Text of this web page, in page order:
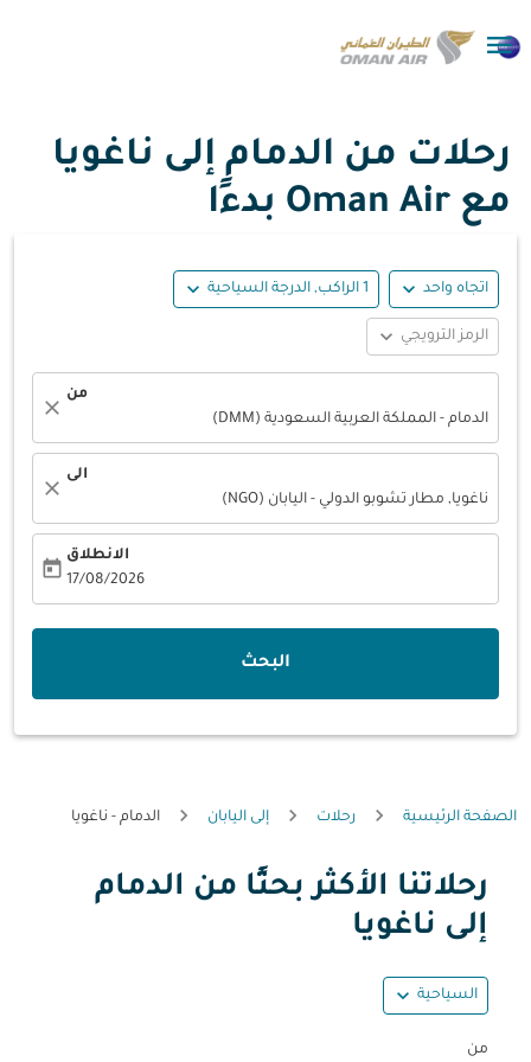

رحلات من الدمام إلى ناغويا
مع Oman Air بدءًا
اتجاه واحد expand_more 1 الراكب, الدرجة السياحية expand_more
الرمز الترويجي expand_more
من
الدمام - المملكة العربية السعودية (DMM)
close
الى
ناغويا, مطار تشوبو الدولي - اليابان (NGO)
close
الانطلاق
17/08/2026
today
البحث
الصفحة الرئيسية رحلات إلى اليابان الدمام - ناغويا
رحلاتنا الأكثر بحثًا من الدمام
إلى ناغويا
السياحية expand_more
من
حاول تحديث الرحلة (مغادرة و/أو وجهة) أو التفاعل مع